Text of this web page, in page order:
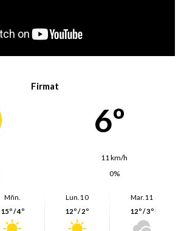
Firmat
6º
11 km/h
0%
Mñn.
15º / 4º
Lun. 10
12º / 2º
Mar. 11
12º / 3º